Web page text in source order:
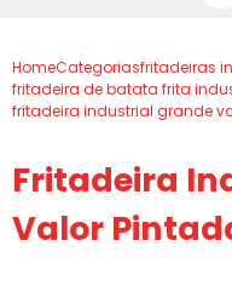
HomeCategoriasfritadeiras
fritadeira de batata frita
fritadeira industrial grande
Fritadeira
Valor